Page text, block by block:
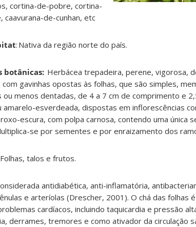
cortina-de-pobre, cortina-
caavurana-de-cunhan, etc
: Nativa da região norte do país.
botânicas: Herbácea trepadeira, perene, vigorosa,
gavinhas opostas às folhas, que são simples,
ou menos dentadas, de 4 a 7 cm de comprimento e
amarelo-esverdeada, dispostas em inflorescências
escura, com polpa carnosa, contendo uma única
se por sementes e por enraizamento dos
Folhas, talos e frutos.
antidiabética, anti-inflamatória,
e arteríolas (Drescher, 2001). O chá das folhas
cardíacos, incluindo taquicardia e pressão
derrames, tremores e como ativador da circulação